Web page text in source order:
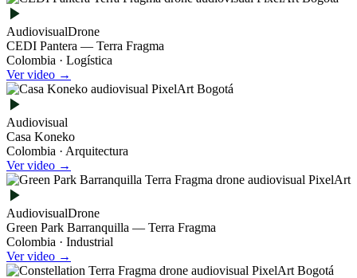
AudiovisualDrone
CEDI Pantera — Terra Fragma
Colombia · Logística
Ver video →
Audiovisual
Casa Koneko
Colombia · Arquitectura
Ver video →
AudiovisualDrone
Green Park Barranquilla — Terra Fragma
Colombia · Industrial
Ver video →